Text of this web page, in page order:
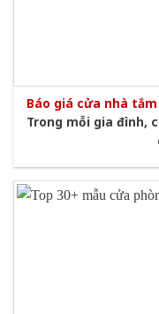
Báo giá cửa nhà
Trong mỗi gia đình,